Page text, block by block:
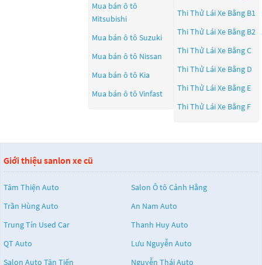
Mua bán ô tô
Mitsubishi
Mua bán ô tô Suzuki
Mua bán ô tô Nissan
Mua bán ô tô Kia
Mua bán ô tô Vinfast
Thi Thử Lái Xe Bằng B1
Thi Thử Lái Xe Bằng B2
Thi Thử Lái Xe Bằng C
Thi Thử Lái Xe Bằng D
Thi Thử Lái Xe Bằng E
Thi Thử Lái Xe Bằng F
Giới thiệu sanlon xe cũ
Tâm Thiện Auto
Salon Ô tô Cảnh Hằng
Trần Hùng Auto
An Nam Auto
Trung Tín Used Car
Thanh Huy Auto
QT Auto
Lưu Nguyễn Auto
Salon Auto Tân Tiến
Nguyễn Thái Auto